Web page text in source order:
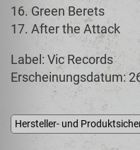
16. Green Berets
17. After the Attack
Label: Vic Records
Erscheinungsdatum:
Hersteller- und
Vic Records and Music